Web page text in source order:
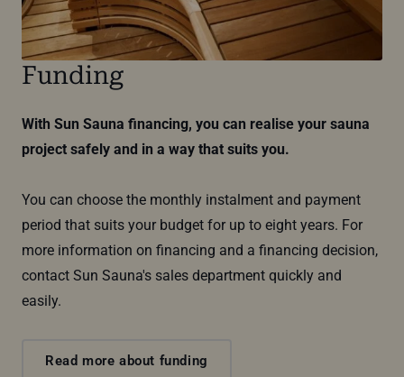
Funding
With Sun Sauna financing, you can realise your sauna
project safely and in a way that suits you.
You can choose the monthly instalment and payment
period that suits your budget for up to eight years. For
more information on financing and a financing decision,
contact Sun Sauna's sales department quickly and
easily.
Read more about funding